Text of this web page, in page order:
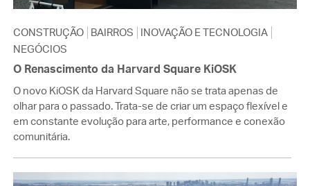
CONSTRUÇÃO BAIRROS
INOVAÇÃO E TECNOLOGIA
NEGÓCIOS
O Renascimento da Harvard Square KiOSK
O novo KiOSK da Harvard Square não se trata apenas de
olhar para o passado. Trata-se de criar um espaço flexível e
em constante evolução para arte, performance e conexão
comunitária.